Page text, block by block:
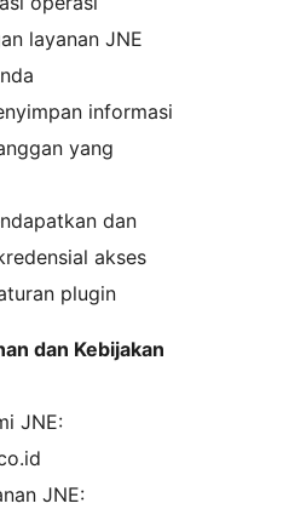
layanan JNE
informasi
yang
dan
akses
plugin
dan Kebijakan
JNE:
JNE: